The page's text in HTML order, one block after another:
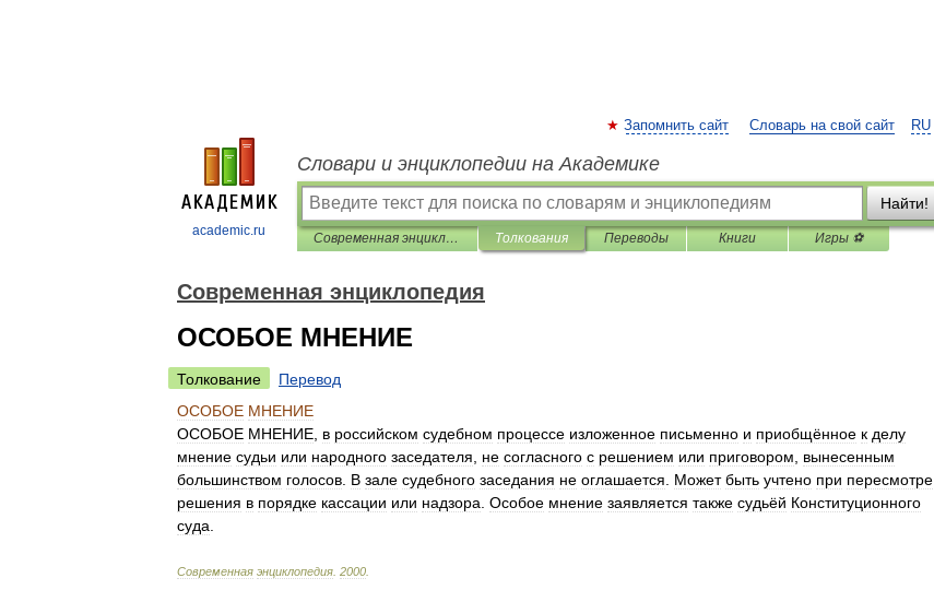
academic.ru
RU
Запомнить сайт Словарь на свой сайт
Словари и энциклопедии на Академике
Найти!
Современная энциклопедия Толкования Переводы Книги Игры ⚽
Современная энциклопедия
ОСОБОЕ МНЕНИЕ
Толкование
Перевод
ОСОБОЕ МНЕНИЕ
ОСОБОЕ МНЕНИЕ в российском судебном процессе изложенное письменно и приобщённое к делу
мнение судьи или народного заседателя не согласного с решением или приговором
вынесенным
большинством голосов В зале судебного заседания не оглашается Может быть учтено при пересмотре
решения в порядке кассации или надзора Особое мнение заявляется также судьёй Конституционного
суда
Современная энциклопедия 2000